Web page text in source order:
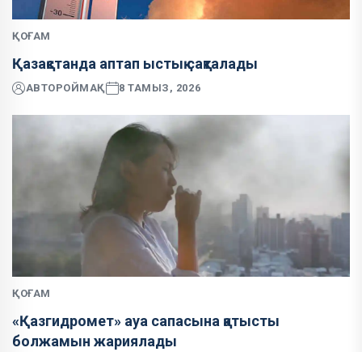
ҚОҒАМ
Қазақстанда аптап ыстық сақталады
АВТОРОЙМАҚ 8 ТАМЫЗ, 2026
ҚОҒАМ
«Қазгидромет» ауа сапасына қатысты
болжамын жариялады